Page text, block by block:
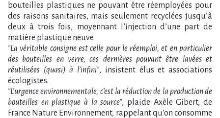
bouteilles plastiques ne pouvant être réemployées pour
des raisons sanitaires, mais seulement recyclées jusqu​‌’à
deux à trois fois, moyennant l​‌’injection d​‌’une part de
matière plastique neuve.
"La véritable consigne est celle pour le réemploi, et en particulier
des bouteilles en verre, ces dernières pouvant être lavées et
réutilisées (quasi) à l​‌’infini", insistent élus et associations
écologistes.
"L​‌’urgence environnementale, c​‌’est la réduction de la production de
bouteilles en plastique à la source", plaide Axèle Gibert, de
France Nature Environnement, rappelant qu​‌’on consomme